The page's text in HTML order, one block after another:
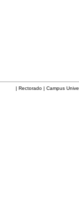
| Rectorado | Campus